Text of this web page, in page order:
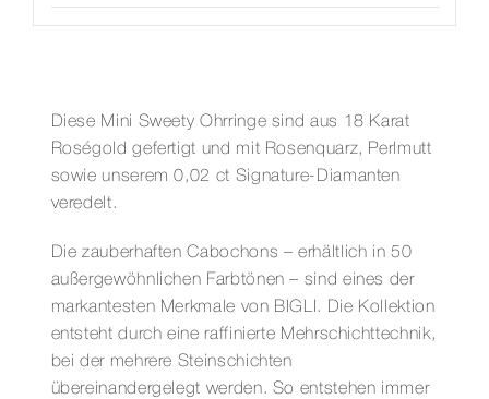
Diese Mini Sweety Ohrringe sind aus 18 Karat
Roségold gefertigt und mit Rosenquarz, Perlmutt
sowie unserem 0,02 ct Signature-Diamanten
veredelt.
Die zauberhaften Cabochons – erhältlich in 50
außergewöhnlichen Farbtönen – sind eines der
markantesten Merkmale von BIGLI. Die Kollektion
entsteht durch eine raffinierte Mehrschichttechnik,
bei der mehrere Steinschichten
übereinandergelegt werden. So entstehen immer